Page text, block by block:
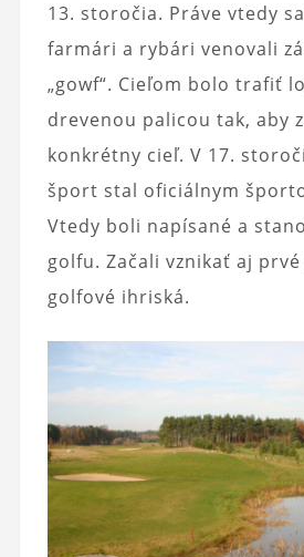
13. storočia. Práve vtedy
farmári a rybári venovali
„gowf“. Cieľom bolo trafiť
drevenou palicou tak, aby
konkrétny cieľ. V 17.
šport stal oficiálnym
Vtedy boli napísané a
golfu. Začali vznikať aj
golfové ihriská.